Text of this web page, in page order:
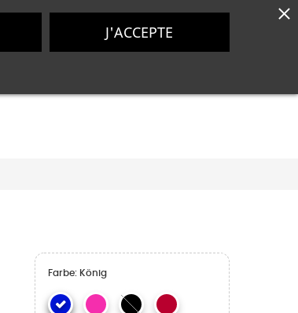
Farbe: König
J'ACCEPTE